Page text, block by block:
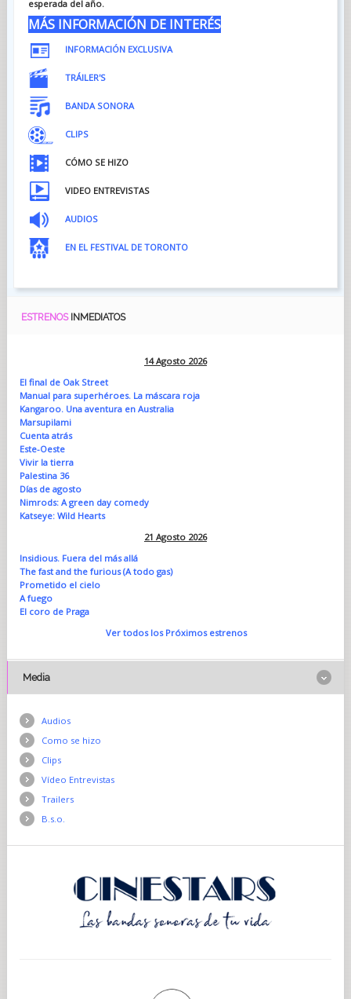
esperada del año.
MÁS INFORMACIÓN DE INTERÉS
INFORMACIÓN EXCLUSIVA
TRÁILER'S
BANDA SONORA
CLIPS
CÓMO SE HIZO
VIDEO ENTREVISTAS
AUDIOS
EN EL FESTIVAL DE TORONTO
ESTRENOS INMEDIATOS
14 Agosto 2026
El final de Oak Street
Manual para superhéroes. La máscara roja
Kangaroo. Una aventura en Australia
Marsupilami
Cuenta atrás
Este-Oeste
Vivir la tierra
Palestina 36
Días de agosto
Nimrods: A green day comedy
Katseye: Wild Hearts
21 Agosto 2026
Insidious. Fuera del más allá
The fast and the furious (A todo gas)
Prometido el cielo
A fuego
El coro de Praga
Ver todos los Próximos estrenos
Media
Audios
Como se hizo
Clips
Vídeo Entrevistas
Trailers
B.s.o.